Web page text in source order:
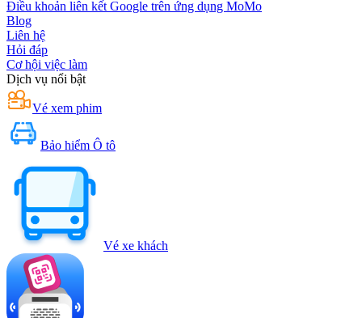
Điều khoản liên kết Google trên ứng dụng MoMo
Blog
Liên hệ
Hỏi đáp
Cơ hội việc làm
Dịch vụ nổi bật
Vé xem phim
Bảo hiểm Ô tô
Vé xe khách